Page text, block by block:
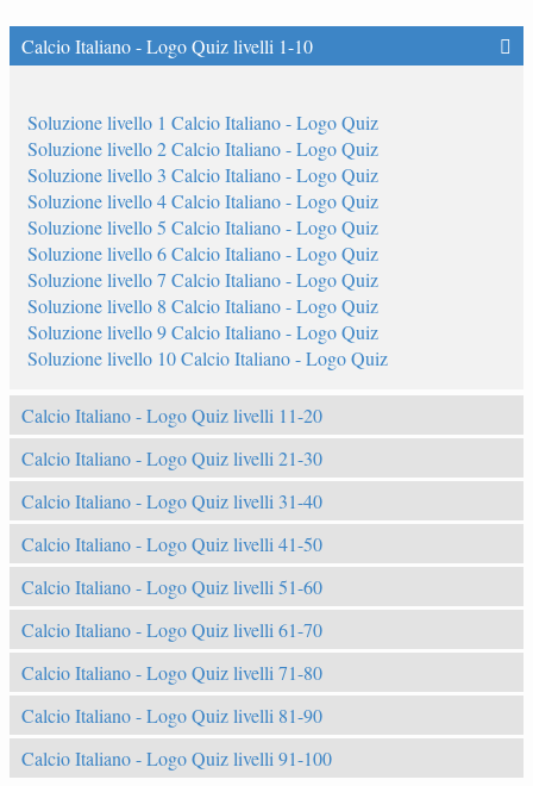
Calcio Italiano - Logo Quiz livelli 1-10
Soluzione livello 1 Calcio Italiano - Logo Quiz
Soluzione livello 2 Calcio Italiano - Logo Quiz
Soluzione livello 3 Calcio Italiano - Logo Quiz
Soluzione livello 4 Calcio Italiano - Logo Quiz
Soluzione livello 5 Calcio Italiano - Logo Quiz
Soluzione livello 6 Calcio Italiano - Logo Quiz
Soluzione livello 7 Calcio Italiano - Logo Quiz
Soluzione livello 8 Calcio Italiano - Logo Quiz
Soluzione livello 9 Calcio Italiano - Logo Quiz
Soluzione livello 10 Calcio Italiano - Logo Quiz
Calcio Italiano - Logo Quiz livelli 11-20
Calcio Italiano - Logo Quiz livelli 21-30
Calcio Italiano - Logo Quiz livelli 31-40
Calcio Italiano - Logo Quiz livelli 41-50
Calcio Italiano - Logo Quiz livelli 51-60
Calcio Italiano - Logo Quiz livelli 61-70
Calcio Italiano - Logo Quiz livelli 71-80
Calcio Italiano - Logo Quiz livelli 81-90
Calcio Italiano - Logo Quiz livelli 91-100